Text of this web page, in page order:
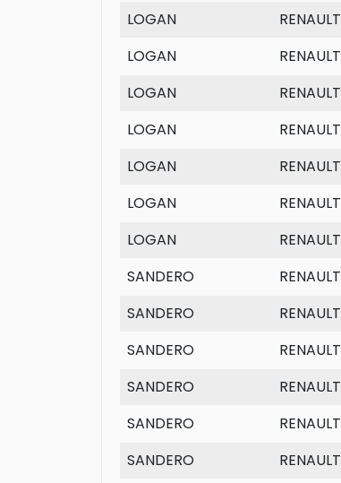
LOGAN
RENAULT
LOGAN
RENAULT
LOGAN
RENAULT
LOGAN
RENAULT
LOGAN
RENAULT
LOGAN
RENAULT
LOGAN
RENAULT
SANDERO
RENAULT
SANDERO
RENAULT
SANDERO
RENAULT
SANDERO
RENAULT
SANDERO
RENAULT
SANDERO
RENAULT